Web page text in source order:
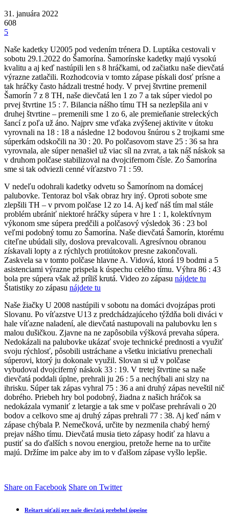
31. januára 2022
608
5
Naše kadetky U2005 pod vedením trénera D. Luptáka cestovali v
sobotu 29.1.2022 do Šamorína. Šamorínske kadetky majú vysokú
kvalitu a aj keď nastúpili len s 8 hráčkami, od začiatku naše dievčatá
výrazne zatlačili. Rozhodcovia v tomto zápase pískali dosť prísne a
tak hráčky často hádzali trestné hody. V prvej štvrtine premenil
Šamorín 7 z 8 TH, naše dievčatá len 1 zo 7 a tak súper viedol po
prvej štvrtine 15 : 7. Bilancia nášho tímu TH sa nezlepšila ani v
druhej štvrtine – premenili sme 1 zo 6, ale premieňanie streleckých
šancí z poľa už áno. Najprv sme vďaka zvýšenej aktivite v útoku
vyrovnali na 18 : 18 a následne 12 bodovou šnúrou s 2 trojkami sme
súperkám odskočili na 30 : 20. Po polčasovom stave 25 : 36 sa hra
vyrovnala, ale súper nenašiel už viac síl na zvrat, a tak náš náskok sa
v druhom polčase stabilizoval na dvojcifernom čísle. Zo Šamorína
sme si tak odviezli cenné víťazstvo 71 : 59.
V nedeľu odohrali kadetky odvetu so Šamorínom na domácej
palubovke. Tentoraz bol však obraz hry iný. Oproti sobote sme
zlepšili TH – v prvom polčase 12 zo 14. Aj keď náš tím mal stále
problém ubrániť niektoré hráčky súpera v hre 1 : 1, kolektívnym
výkonom sme súpera predčili a polčasový výsledok 36 : 23 bol
veľmi podobný tomu zo Šamorína. Naše dievčatá Šamorín, ktorému
citeľne ubúdali sily, doslova prevalcovali. Agresívnou obranou
získavali lopty a z rýchlych protiútokov presne zakončovali.
Zaskvela sa v tomto polčase hlavne A. Vidová, ktorá 19 bodmi a 5
asistenciami výrazne prispela k úspechu celého tímu. Výhra 86 : 43
bola pre súpera však až príliš krutá. Video zo zápasu nájdete tu
Štatistiky zo zápasu nájdete tu
Naše žiačky U 2008 nastúpili v sobotu na domáci dvojzápas proti
Slovanu. Po víťazstve U13 z predchádzajúceho týždňa boli diváci v
hale víťazne naladení, ale dievčatá nastupovali na palubovku len s
malou dušičkou. Zjavne na ne zapôsobila výšková prevaha súpera.
Nedokázali na palubovke ukázať svoje technické prednosti a využiť
svoju rýchlosť, pôsobili ustráchane a všetku iniciatívu prenechali
súperovi, ktorý ju dokonale využil. Slovan si už v polčase
vybudoval dvojciferný náskok 33 : 19. V tretej štvrtine sa naše
dievčatá poddali úplne, prehrali ju 26 : 5 a nechýbali ani slzy na
ihrisku. Súper tak zápas vyhral 75 : 36 a ani druhý zápas neveštil nič
dobrého. Priebeh hry bol podobný, žiadna z našich hráčok sa
nedokázala vymaniť z letargie a tak sme v polčase prehrávali o 20
bodov a celkovo sme aj druhý zápas prehrali 77 : 38. Aj keď nám v
zápase chýbala P. Nemečková, určite by nezmenila chabý herný
prejav nášho tímu. Dievčatá musia tieto zápasy hodiť za hlavu a
pustiť sa do ďalších s novou energiou, pretože herne na to určite
majú. Držíme im palce aby im to v ďalšom zápase vyšlo lepšie.
Share on Facebook Share on Twitter
Reštart súťaží pre naše dievčatá prebehol úspešne